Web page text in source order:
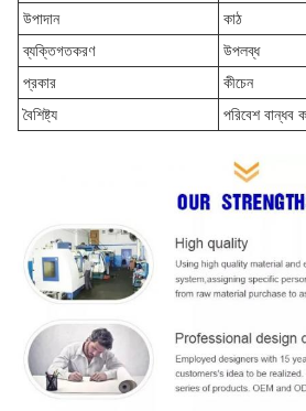
উপাদান
কাঠ
ব্যক্তিগতকরণ
উপলব্ধ
প্রকার
কীচেন
বৈশিষ্ট্য
পরিবেশ বান্ধব